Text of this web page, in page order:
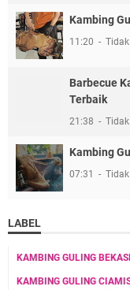
Kambing
11:20
Barbecue
Terbaik
21:38
Kambing
07:31
LABEL
KAMBING GULING BEKASI
KAMBING GULING